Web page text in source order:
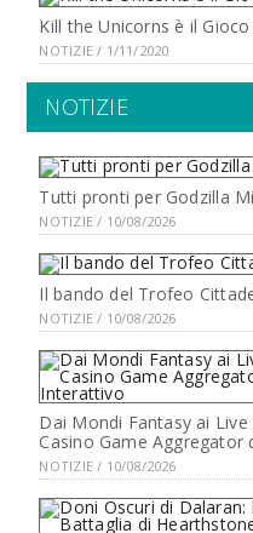
Kill the Unicorns è il
NOTIZIE / 1/11/2020
NOTIZIE
Tutti pronti per Godzilla
NOTIZIE / 10/08/2026
Il bando del Trofeo
NOTIZIE / 10/08/2026
Dai Mondi Fantasy ai
Casino Game
NOTIZIE / 10/08/2026